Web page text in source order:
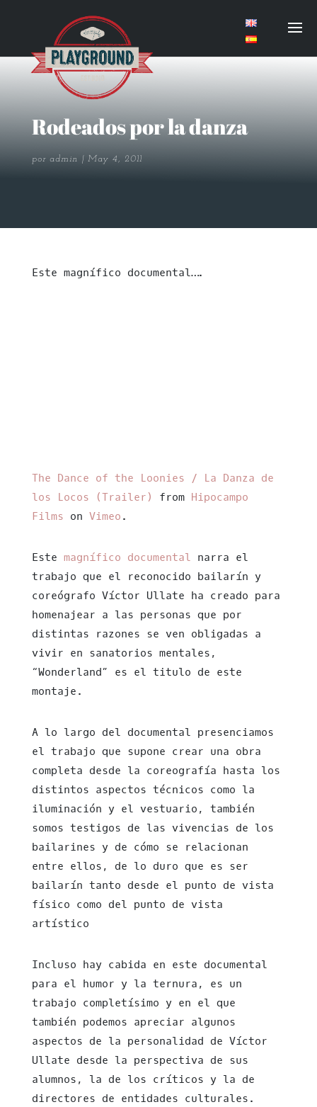
Rodeados por la danza
por admin May 4, 2011
Este magnífico documental….
The Dance of the Loonies / La Danza de
los Locos (Trailer)
from Hipocampo
Films on Vimeo .
Este magnífico documental narra el
trabajo que el reconocido bailarín y
coreógrafo Víctor Ullate ha creado para
homenajear a las personas que por
distintas razones se ven obligadas a
vivir en sanatorios mentales,
“Wonderland” es el titulo de este
montaje.
A lo largo del documental presenciamos
el trabajo que supone crear una obra
completa desde la coreografía hasta los
distintos aspectos técnicos como la
iluminación y el vestuario, también
somos testigos de las vivencias de los
bailarines y de cómo se relacionan
entre ellos, de lo duro que es ser
bailarín tanto desde el punto de vista
físico como del punto de vista
artístico
Incluso hay cabida en este documental
para el humor y la ternura, es un
trabajo completísimo y en el que
también podemos apreciar algunos
aspectos de la personalidad de Víctor
Ullate desde la perspectiva de sus
alumnos, la de los críticos y la de
directores de entidades culturales.